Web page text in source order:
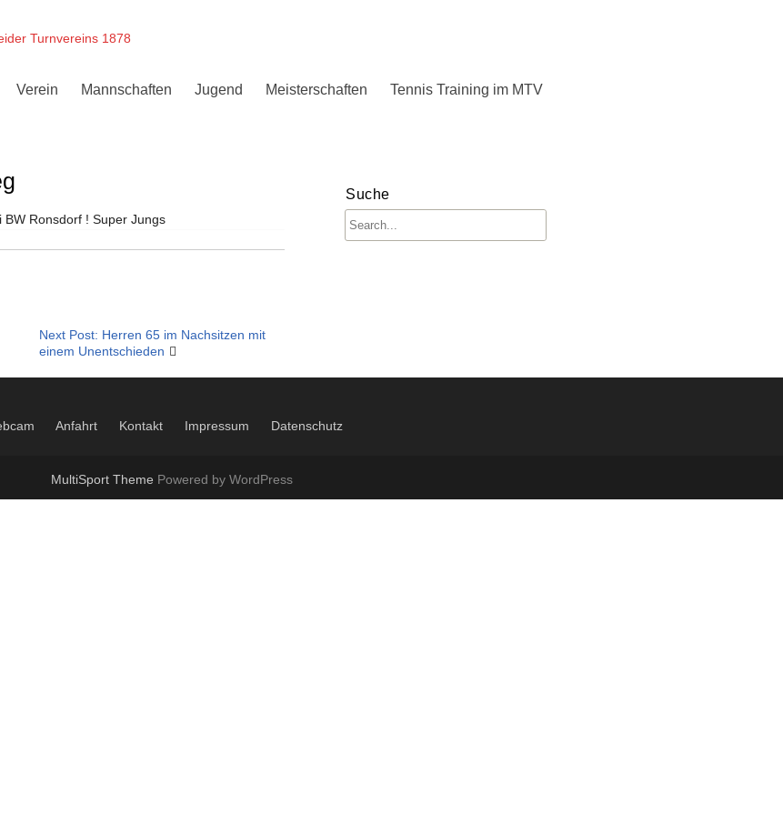
Turnvereins 1878
Verein Mannschaften Jugend Meisterschaften Tennis Training im MTV
Ronsdorf ! Super Jungs
Next Post: Herren 65 im Nachsitzen mit
einem Unentschieden
Suche
Anfahrt Kontakt Impressum Datenschutz
MultiSport Theme Powered by WordPress